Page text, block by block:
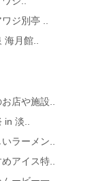
ジ別亭 ..
月館..
店や施設..
淡..
ラーメン..
アイス特..